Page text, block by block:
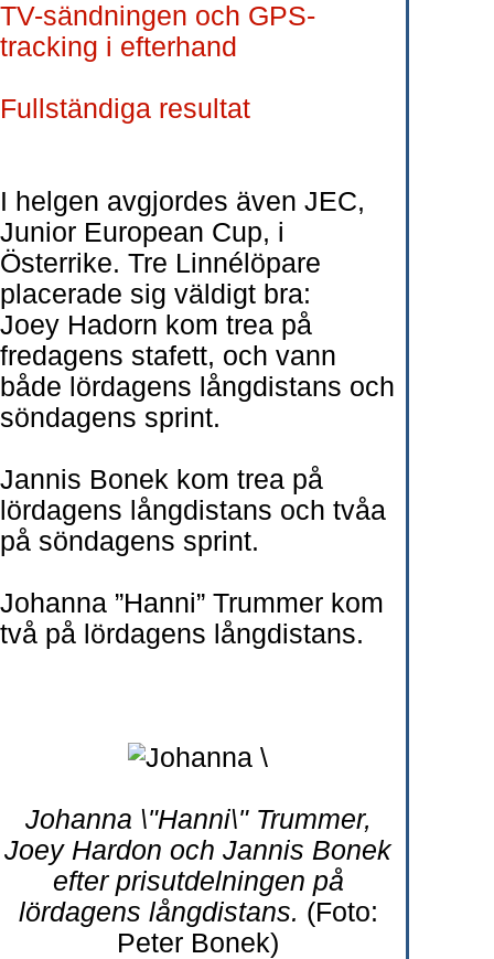
TV-sändningen och GPS-
tracking i efterhand
Fullständiga resultat
I helgen avgjordes även JEC,
Junior European Cup, i
Österrike. Tre Linnélöpare
placerade sig väldigt bra:
Joey Hadorn kom trea på
fredagens stafett, och vann
både lördagens långdistans och
söndagens sprint.
Jannis Bonek kom trea på
lördagens långdistans och tvåa
på söndagens sprint.
Johanna ”Hanni” Trummer kom
två på lördagens långdistans.
Johanna \"Hanni\" Trummer,
Joey Hardon och Jannis Bonek
efter prisutdelningen på
lördagens långdistans. (Foto:
Peter Bonek)